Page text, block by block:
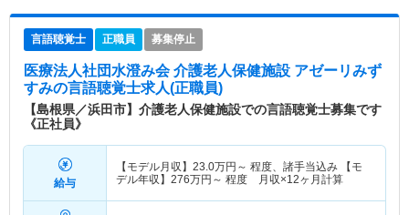
言語聴覚士 正職員 募集停止
医療法人社団水澄み会 介護老人保健施設 アゼーリみず
すみの言語聴覚士求人(正職員)
【島根県／浜田市】介護老人保健施設での言語聴覚士募集です
《正社員》
給与
【モデル月収】 23.0万円～ 程度、諸手当込み 【モ
デル年収】 276万円～ 程度 月収×12ヶ月計算